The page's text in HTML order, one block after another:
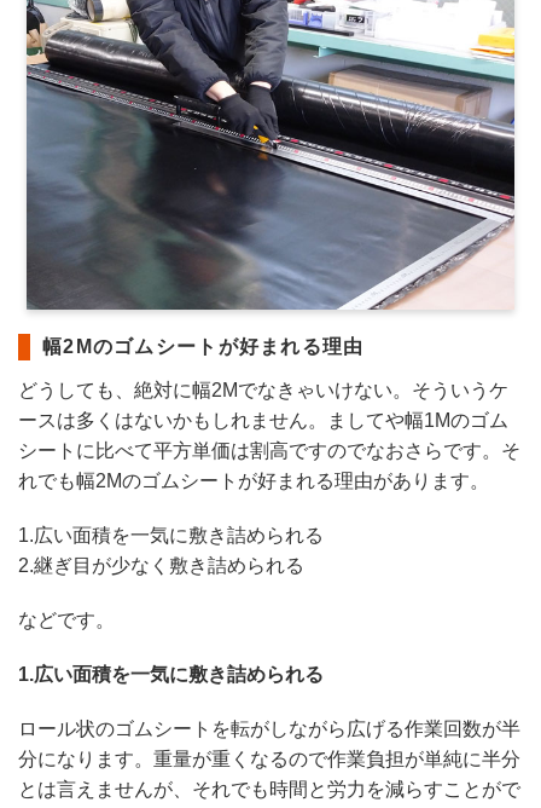
幅2Mのゴムシートが好まれる理由
どうしても、絶対に幅2Mでなきゃいけない。そういうケ
ースは多くはないかもしれません。ましてや幅1Mのゴム
シートに比べて平方単価は割高ですのでなおさらです。そ
れでも幅2Mのゴムシートが好まれる理由があります。
1.広い面積を一気に敷き詰められる
2.継ぎ目が少なく敷き詰められる
などです。
1.広い面積を一気に敷き詰められる
ロール状のゴムシートを転がしながら広げる作業回数が半
分になります。重量が重くなるので作業負担が単純に半分
とは言えませんが、それでも時間と労力を減らすことがで